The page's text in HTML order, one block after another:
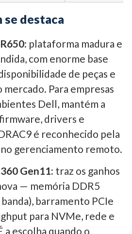
se destaca
plataforma madura e
com enorme base
de peças e
Para empresas
Dell, mantém a
drivers e
é reconhecido pela
gerenciamento remoto.
Gen11: traz os ganhos
— memória DDR5
barramento PCIe
para NVMe, rede e
a escolha quando o